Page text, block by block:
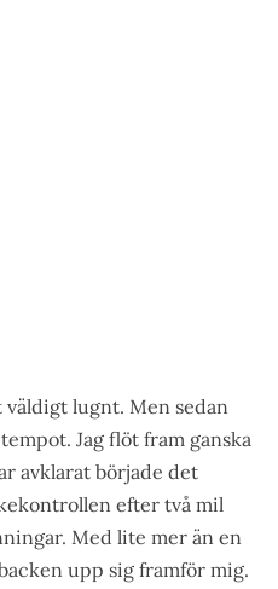
väldigt lugnt. Men sedan
Jag flöt fram ganska
avklarat började det
efter två mil
Med lite mer än en
upp sig framför mig.